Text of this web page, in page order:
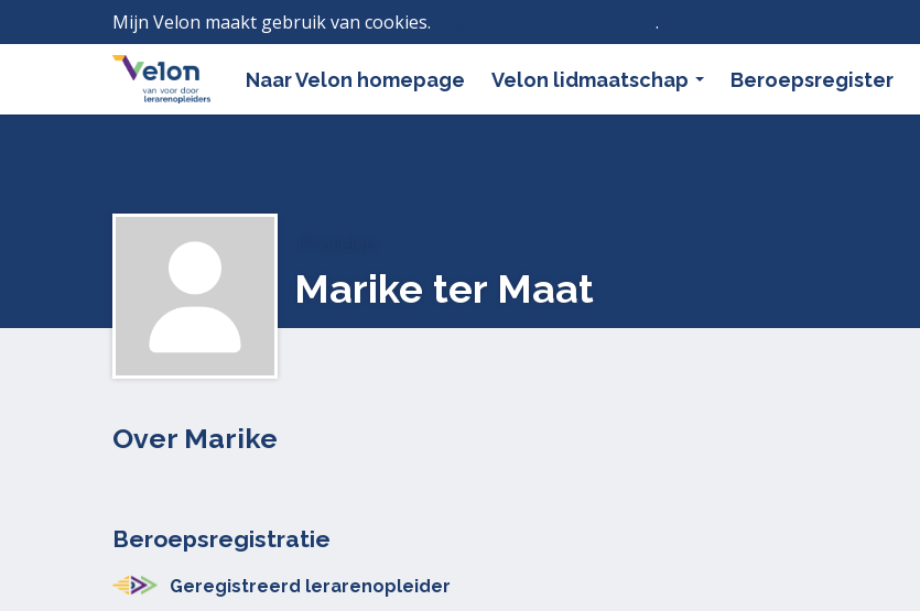
Mijn Velon maakt gebruik van cookies. .
Naar Velon homepage Velon lidmaatschap Beroepsregister
Marike ter Maat
Over Marike
Beroepsregistratie
Geregistreerd lerarenopleider